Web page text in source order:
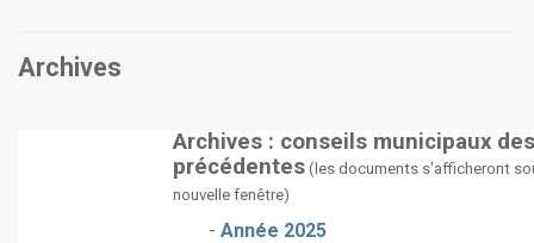
Archives
Archives : conseils municipaux
précédentes (les documents s'afficheront
nouvelle fenêtre)
- Année 2025